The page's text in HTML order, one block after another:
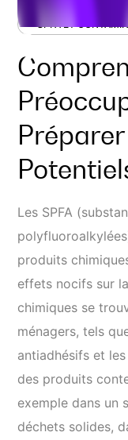
SPFA ET
Les SPFA
produits
effets nocifs sur
chimiques se
ménagers, tels
antiadhésifs et
des produits
exemple dans un
déchets solides,